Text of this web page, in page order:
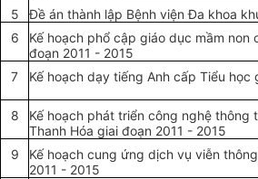
5
Đề án thành lập Bệnh viện Đa khoa
6
Kế hoạch phổ cập giáo dục mầm non
đoạn 2011 - 2015
7 Kế hoạch dạy tiếng Anh cấp Tiểu học
8
Kế hoạch phát triển công nghệ thông
Thanh Hóa giai đoạn 2011 - 2015
9
Kế hoạch cung ứng dịch vụ viễn
2011 - 2015